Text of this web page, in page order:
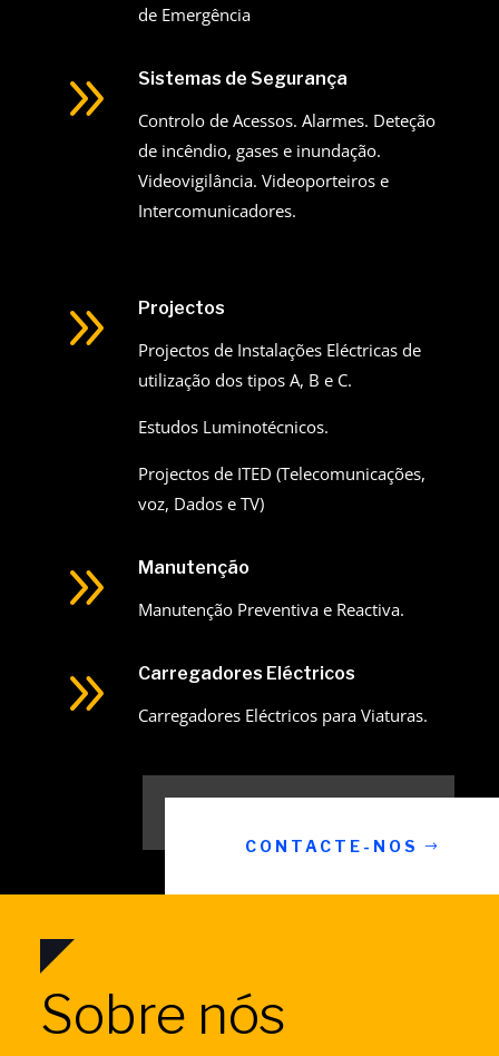
de Emergência
9 Sistemas de Segurança
Controlo de Acessos. Alarmes. Deteção
de incêndio, gases e inundação.
Videovigilância. Videoporteiros e
Intercomunicadores.
9 Projectos
Projectos de Instalações Eléctricas de
utilização dos tipos A, B e C.
Estudos Luminotécnicos.
Projectos de ITED (Telecomunicações,
voz, Dados e TV)
9 Manutenção
Manutenção Preventiva e Reactiva.
9 Carregadores Eléctricos
Carregadores Eléctricos para Viaturas.
CONTACTE-NOS
Sobre nós